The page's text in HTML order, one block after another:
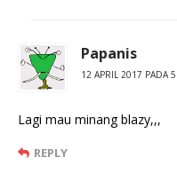
Papanis
12 APRIL 2017 PADA
Lagi mau minang blazy,,,
REPLY